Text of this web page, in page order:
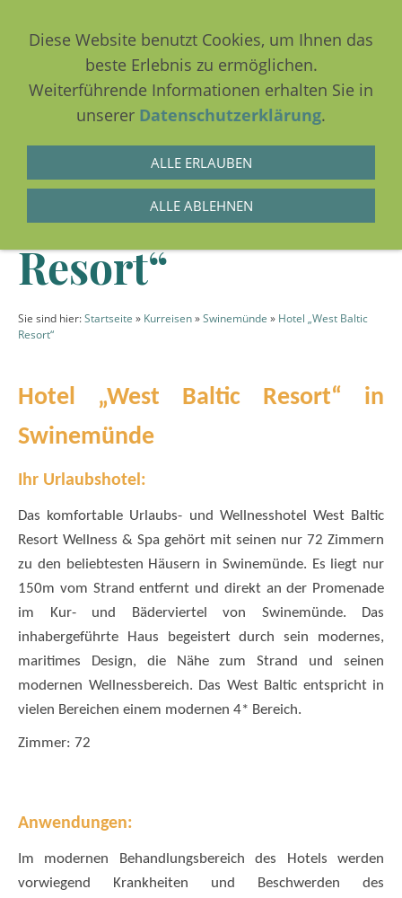
NAVIGATION EINBLENDEN
Hotel „West Baltic
Resort“
Sie sind hier:Startseite » Kurreisen»Swinemünde » Hotel „West Baltic
Resort“
Hotel „West Baltic Resort“ in
Swinemünde
Ihr Urlaubshotel:
Das komfortable Urlaubs- und Wellnesshotel West Baltic
Resort Wellness & Spa gehört mit seinen nur 72 Zimmern
zu den beliebtesten Häusern in Swinemünde. Es liegt nur
150m vom Strand entfernt und direkt an der Promenade
im Kur- und Bäderviertel von Swinemünde. Das
inhabergeführte Haus begeistert durch sein modernes,
maritimes Design, die Nähe zum Strand und seinen
modernen Wellnessbereich. Das West Baltic entspricht in
vielen Bereichen einem modernen 4* Bereich.
Zimmer: 72
Anwendungen:
Im modernen Behandlungsbereich des Hotels werden
vorwiegend Krankheiten und Beschwerden des
Diese Website benutzt Cookies, um Ihnen das
beste Erlebnis zu ermöglichen.
Weiterführende Informationen erhalten Sie in
unserer Datenschutzerklärung.
ALLE ERLAUBEN
ALLE ABLEHNEN